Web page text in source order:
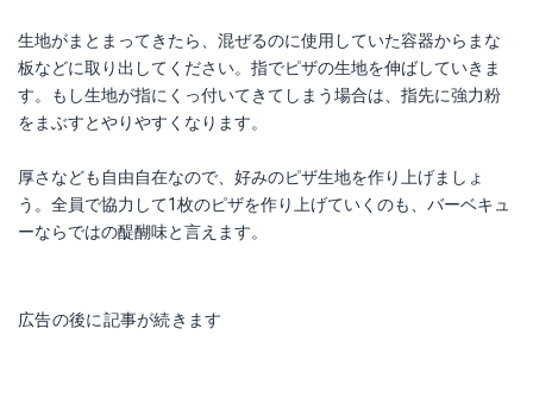
生地がまとまってきたら、混ぜるのに使用していた容器からまな
板などに取り出してください。指でピザの生地を伸ばしていきま
す。もし生地が指にくっ付いてきてしまう場合は、指先に強力粉
をまぶすとやりやすくなります。
厚さなども自由自在なので、好みのピザ生地を作り上げましょ
う。全員で協力して1枚のピザを作り上げていくのも、バーベキュ
ーならではの醍醐味と言えます。
広告の後に記事が続きます